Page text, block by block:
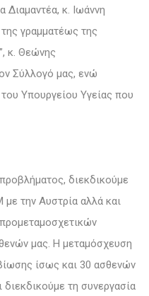
Διαμαντέα, κ. Ιωάννη
γραμματέως της
, κ. Θεώνης
Σύλλογό μας, ενώ
Υπουργείου Υγείας που
διεκδικούμε
την Αυστρία αλλά και
μας. Η μεταμόσχευση
ίσως και 30 ασθενών
τη συνεργασία